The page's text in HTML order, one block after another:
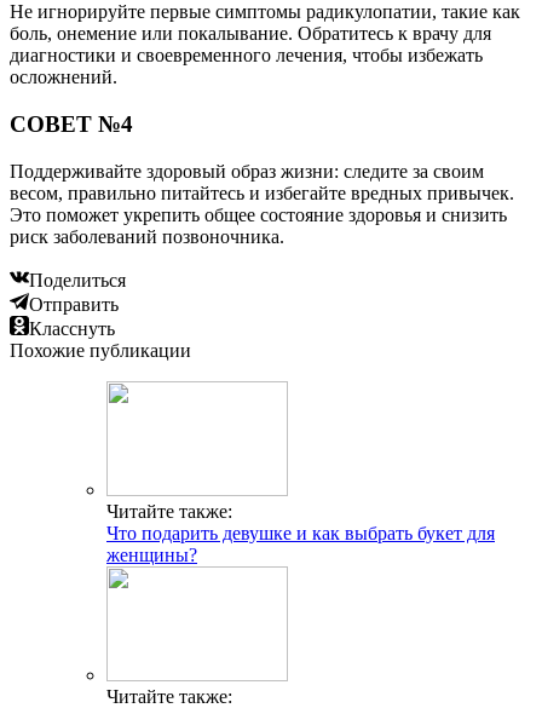
Не игнорируйте первые симптомы радикулопатии, такие как
боль, онемение или покалывание. Обратитесь к врачу для
диагностики и своевременного лечения, чтобы избежать
осложнений.
СОВЕТ №4
Поддерживайте здоровый образ жизни: следите за своим
весом, правильно питайтесь и избегайте вредных привычек.
Это поможет укрепить общее состояние здоровья и снизить
риск заболеваний позвоночника.
Поделиться
Отправить
Класснуть
Похожие публикации
Читайте также:
Что подарить девушке и как выбрать букет для
женщины?
Читайте также: